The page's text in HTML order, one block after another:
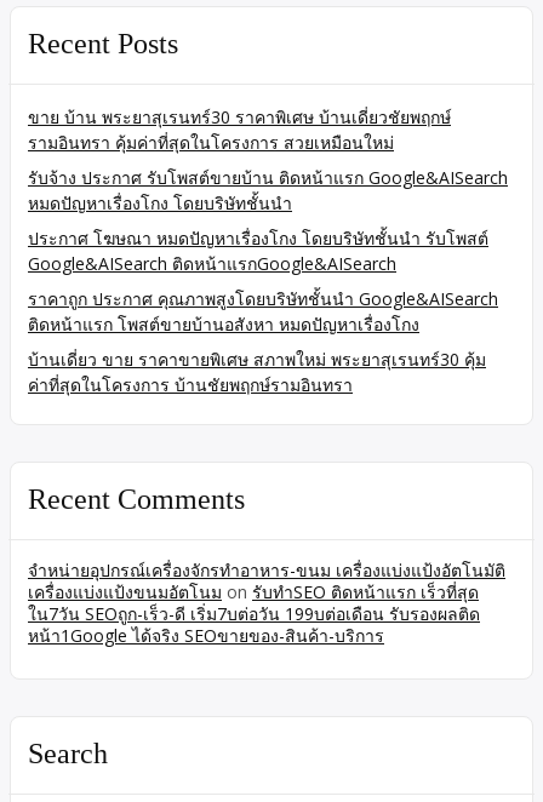
Recent Posts
ขาย บ้าน พระยาสุเรนทร์30 ราคาพิเศษ บ้านเดี่ยวชัยพฤกษ์
รามอินทรา คุ้มค่าที่สุดในโครงการ สวยเหมือนใหม่
รับจ้าง ประกาศ รับโพสต์ขายบ้าน ติดหน้าแรก Google&AISearch
หมดปัญหาเรื่องโกง โดยบริษัทชั้นนำ
ประกาศ โฆษณา หมดปัญหาเรื่องโกง โดยบริษัทชั้นนำ รับโพสต์
Google&AISearch ติดหน้าแรกGoogle&AISearch
ราคาถูก ประกาศ คุณภาพสูงโดยบริษัทชั้นนำ Google&AISearch
ติดหน้าแรก โพสต์ขายบ้านอสังหา หมดปัญหาเรื่องโกง
บ้านเดี่ยว ขาย ราคาขายพิเศษ สภาพใหม่ พระยาสุเรนทร์30 คุ้ม
ค่าที่สุดในโครงการ บ้านชัยพฤกษ์รามอินทรา
Recent Comments
จำหน่ายอุปกรณ์เครื่องจักรทำอาหาร-ขนม เครื่องแบ่งแป้งอัตโนมัติ
เครื่องแบ่งแป้งขนมอัตโนม on รับทำSEO ติดหน้าแรก เร็วที่สุด
ใน7วัน SEOถูก-เร็ว-ดี เริ่ม7บต่อวัน 199บต่อเดือน รับรองผลติด
หน้า1Google ได้จริง SEOขายของ-สินค้า-บริการ
Search